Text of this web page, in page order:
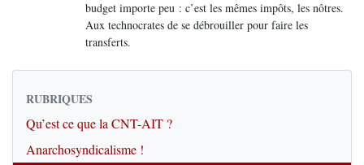
budget importe peu : c’est les mêmes impôts, les nôtres.
Aux technocrates de se débrouiller pour faire les
transferts.
RUBRIQUES
Qu’est ce que la CNT-AIT ?
Anarchosyndicalisme !